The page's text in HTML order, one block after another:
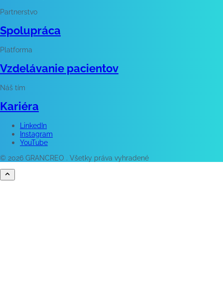
Partnerstvo
Spolupráca
Platforma
Vzdelávanie pacientov
Náš tím
Kariéra
LinkedIn
Instagram
YouTube
© 2026 GRANCREO . Všetky práva vyhradené